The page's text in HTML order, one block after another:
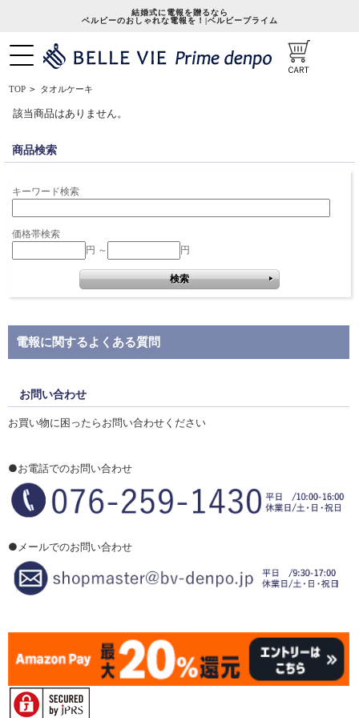
結婚式に電報を贈るなら
ベルビーのおしゃれな電報を！|ベルビープライム
TOP > タオルケーキ
該当商品はありません。
商品検索
キーワード検索
価格帯検索
円 ～
円
電報に関するよくある質問
お問い合わせ
お買い物に困ったらお問い合わせください
●お電話でのお問い合わせ
●メールでのお問い合わせ